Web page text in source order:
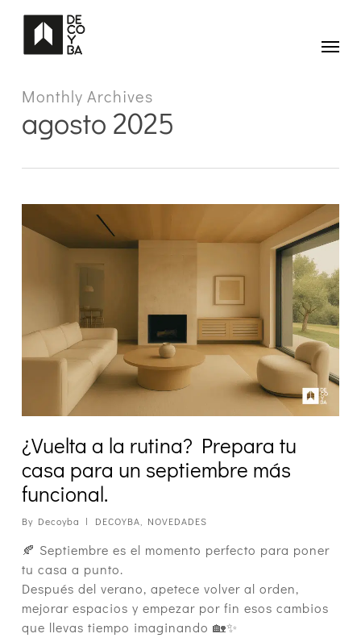
Menu
Monthly Archives
agosto 2025
¿Vuelta a la rutina? Prepara tu
casa para un septiembre más
funcional.
By Decoyba DECOYBA NOVEDADES
🍂 Septiembre es el momento perfecto para poner
tu casa a punto.
Después del verano, apetece volver al orden,
mejorar espacios y empezar por fin esos cambios
que llevas tiempo imaginando 🏡✨